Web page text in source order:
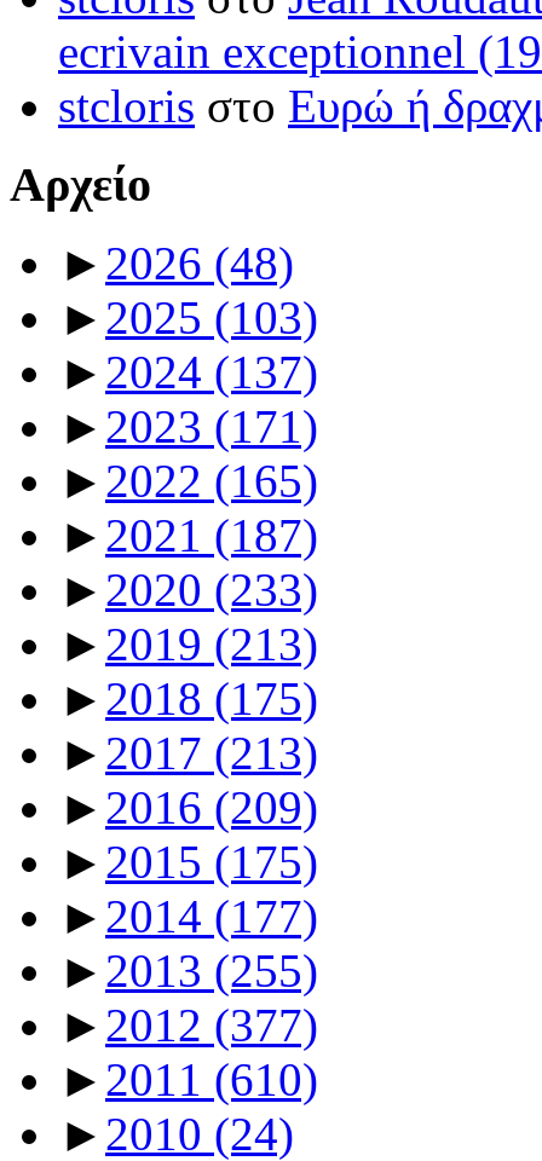
ecrivain exceptionnel
stcloris στο Ευρώ ή
Αρχείο
► 2026 (48)
► 2025 (103)
► 2024 (137)
► 2023 (171)
► 2022 (165)
► 2021 (187)
► 2020 (233)
► 2019 (213)
► 2018 (175)
► 2017 (213)
► 2016 (209)
► 2015 (175)
► 2014 (177)
► 2013 (255)
► 2012 (377)
► 2011 (610)
► 2010 (24)